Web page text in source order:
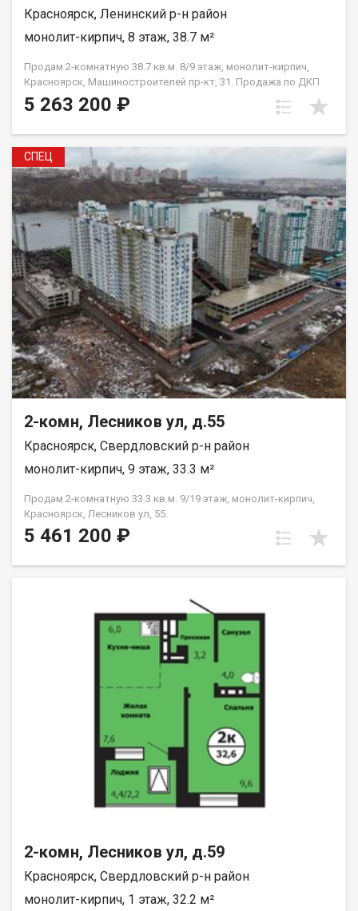
Красноярск, Ленинский р-н район
монолит-кирпич, 8 этаж, 38.7 м²
Продам 2-комнатную 38.7 кв.м. 8/9 этаж, монолит-кирпич,
Красноярск, Машиностроителей пр-кт, 31. Продажа по ДКП
НЕ ОТ ЗАСТРОЙЩИКА
5 263 200 ₽
СПЕЦ
2-комн, Лесников ул, д.55
Красноярск, Свердловский р-н район
монолит-кирпич, 9 этаж, 33.3 м²
Продам 2-комнатную 33.3 кв.м. 9/19 этаж, монолит-кирпич,
Красноярск, Лесников ул, 55.
5 461 200 ₽
2-комн, Лесников ул, д.59
Красноярск, Свердловский р-н район
монолит-кирпич, 1 этаж, 32.2 м²